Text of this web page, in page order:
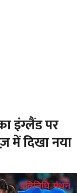
इंग्लैंड पर
में दिखा नया